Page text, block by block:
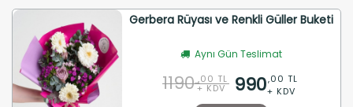
Gerbera Rüyası ve Renkli Güller Buketi
Aynı Gün Teslimat
1190 ,00 TL
+ KDV 990,00 TL
+ KDV